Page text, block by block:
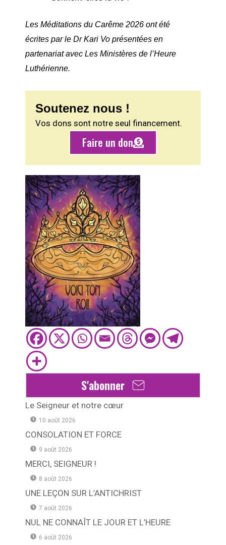
Les Méditations du Carême 2026 ont été
écrites par le Dr Kari Vo présentées en
partenariat avec Les Ministères de l’Heure
Luthérienne.
Soutenez nous !
Vos dons sont notre seul financement.
Faire un don
S'abonner
Le Seigneur et notre cœur
10 août 2026
CONSOLATION ET FORCE
9 août 2026
MERCI, SEIGNEUR !
8 août 2026
UNE LEÇON SUR L’ANTICHRIST
7 août 2026
NUL NE CONNAÎT LE JOUR ET L’HEURE
6 août 2026